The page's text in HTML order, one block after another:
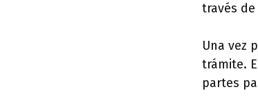
través
Una vez
trámite.
partes